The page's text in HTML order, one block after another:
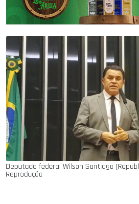
Deputado federal Wilson Santiago
Reprodução